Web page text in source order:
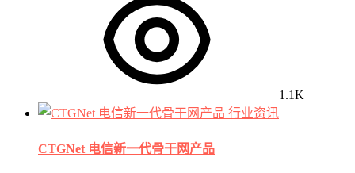
1.1K
行业资讯
CTGNet 电信新一代骨干网产品